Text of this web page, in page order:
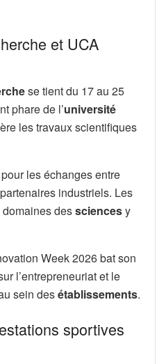
et UCA
se tient du 17 au 25
phare de l’université
les travaux scientifiques
les échanges entre
industriels. Les
dessciencesy
Week 2026 bat son
l’entrepreneuriat et le
sein desétablissements.
sportives